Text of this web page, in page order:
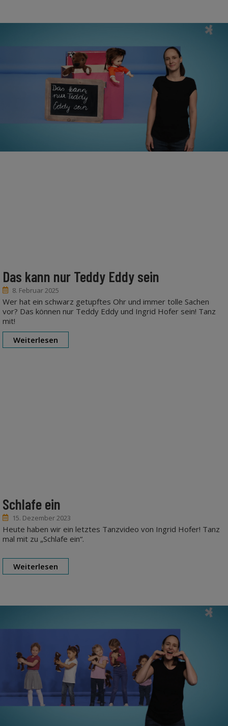
Das kann nur Teddy Eddy sein
8. Februar 2025
Wer hat ein schwarz getupftes Ohr und immer tolle Sachen
vor? Das können nur Teddy Eddy und Ingrid Hofer sein! Tanz
mit!
Weiterlesen
Schlafe ein
15. Dezember 2023
Heute haben wir ein letztes Tanzvideo von Ingrid Hofer! Tanz
mal mit zu „Schlafe ein“.
Weiterlesen